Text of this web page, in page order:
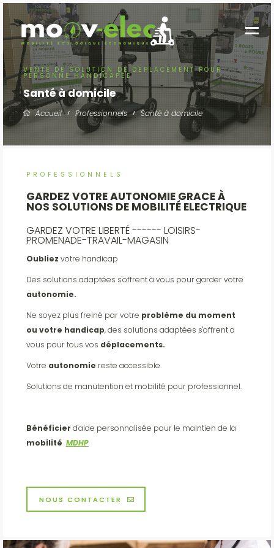
VENTE DE SOLUTION DE DÉPLACEMENT POUR
PERSONNE HANDICAPÉE
Santé à domicile
Accueil Professionnels Santé à domicile
PROFESSIONNELS
GARDEZ VOTRE AUTONOMIE GRACE À
NOS SOLUTIONS DE MOBILITÉ ELECTRIQUE
GARDEZ VOTRE LIBERTÉ ------ LOISIRS-
PROMENADE-TRAVAIL-MAGASIN
Oubliez votre handicap
Des solutions adaptées s'offrent à vous pour garder votre
autonomie.
Ne soyez plus freiné par votre problème du moment
ou votre handicap, des solutions adaptées s'offrent a
vous pour tous vos déplacements.
Votre autonomie reste accessible.
Solutions de manutention et mobilité pour professionnel.
Bénéficier d'aide personnalisée pour le maintien de la
mobilité MDHP
NOUS CONTACTER